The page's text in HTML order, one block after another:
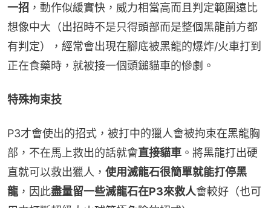
一招 ，動作似緩實快，威力相當高而且判定範圍遠比
想像中大（出招時不是只得頭部而是整個黑龍前方都
有判定），經常會出現在腳底被黑龍的爆炸/火車打到
正在食藥時，就被接一個頭鎚貓車的慘劇。
特殊拘束技
P3才會使出的招式，被打中的獵人會被拘束在黑龍胸
部，不在馬上救出的話就會直接貓車 。將黑龍打出硬
直就可以救出獵人， 使用滅龍石很簡單就能打停黑
龍 ，因此盡量留一些滅龍石在P3來救人會較好（也可